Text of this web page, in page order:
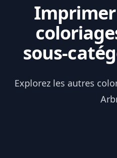
sous-
Explorez les autres